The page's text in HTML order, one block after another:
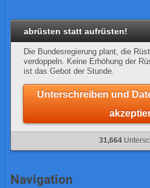
abrüsten statt aufrüsten!
Die Bundesregierung plant, die
verdoppeln. Keine Erhöhung der
ist das Gebot der Stunde.
Unterschreiben und
31,664
Navigation